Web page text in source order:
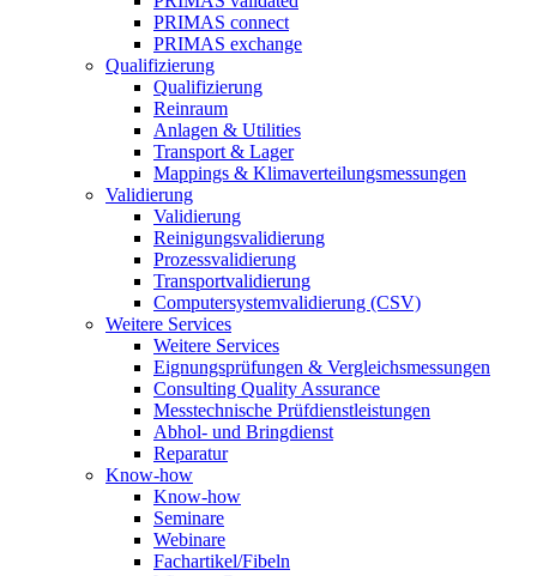
PRIMAS connect
PRIMAS exchange
Qualifizierung
Qualifizierung
Reinraum
Anlagen & Utilities
Transport & Lager
Mappings & Klimaverteilungsmessungen
Validierung
Validierung
Reinigungsvalidierung
Prozessvalidierung
Transportvalidierung
Computersystemvalidierung (CSV)
Weitere Services
Weitere Services
Eignungsprüfungen & Vergleichsmessungen
Consulting Quality Assurance
Messtechnische Prüfdienstleistungen
Abhol- und Bringdienst
Reparatur
Know-how
Know-how
Seminare
Webinare
Fachartikel/Fibeln